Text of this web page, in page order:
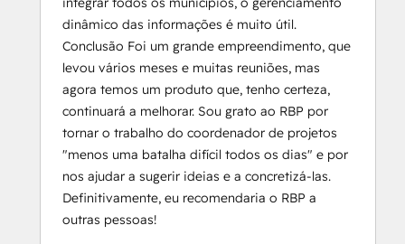
dinâmico das informações é muito útil.
Conclusão Foi um grande empreendimento, que
levou vários meses e muitas reuniões, mas
agora temos um produto que, tenho certeza,
continuará a melhorar. Sou grato ao RBP por
tornar o trabalho do coordenador de projetos
"menos uma batalha difícil todos os dias" e por
nos ajudar a sugerir ideias e a concretizá-las.
Definitivamente, eu recomendaria o RBP a
outras pessoas!